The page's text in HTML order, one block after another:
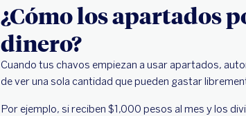
¿Cómo los apartados
dinero?
Cuando tus chavos empiezan a usar apartados,
de ver una sola cantidad que pueden gastar
Por ejemplo, si reciben $1,000 pesos al mes y los